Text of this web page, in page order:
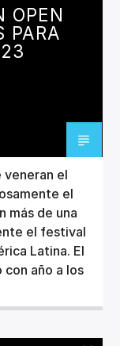
OPEN
PARA
veneran el
el
más de una
el festival
Latina. El
con año a los